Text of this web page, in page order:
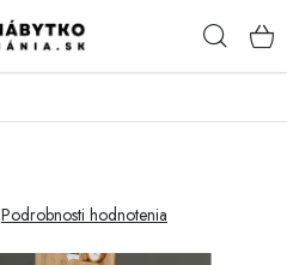
Podrobnosti hodnotenia